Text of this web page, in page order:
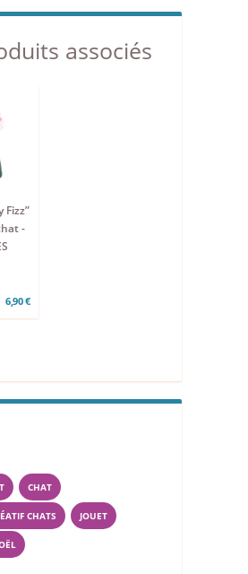
associés
Fizz”
-
6,90 €
CHAT
CHATS JOUET